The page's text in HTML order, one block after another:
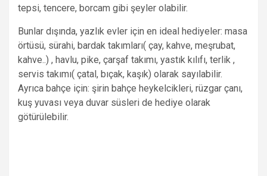
tepsi, tencere, borcam gibi şeyler olabilir.
Bunlar dışında, yazlık evler için en ideal hediyeler: masa
örtüsü, sürahi, bardak takımları( çay, kahve, meşrubat,
kahve..) , havlu, pike, çarşaf takımı, yastık kılıfı, terlik ,
servis takımı( çatal, bıçak, kaşık) olarak sayılabilir.
Ayrıca bahçe için: şirin bahçe heykelcikleri, rüzgar çanı,
kuş yuvası veya duvar süsleri de hediye olarak
götürülebilir.